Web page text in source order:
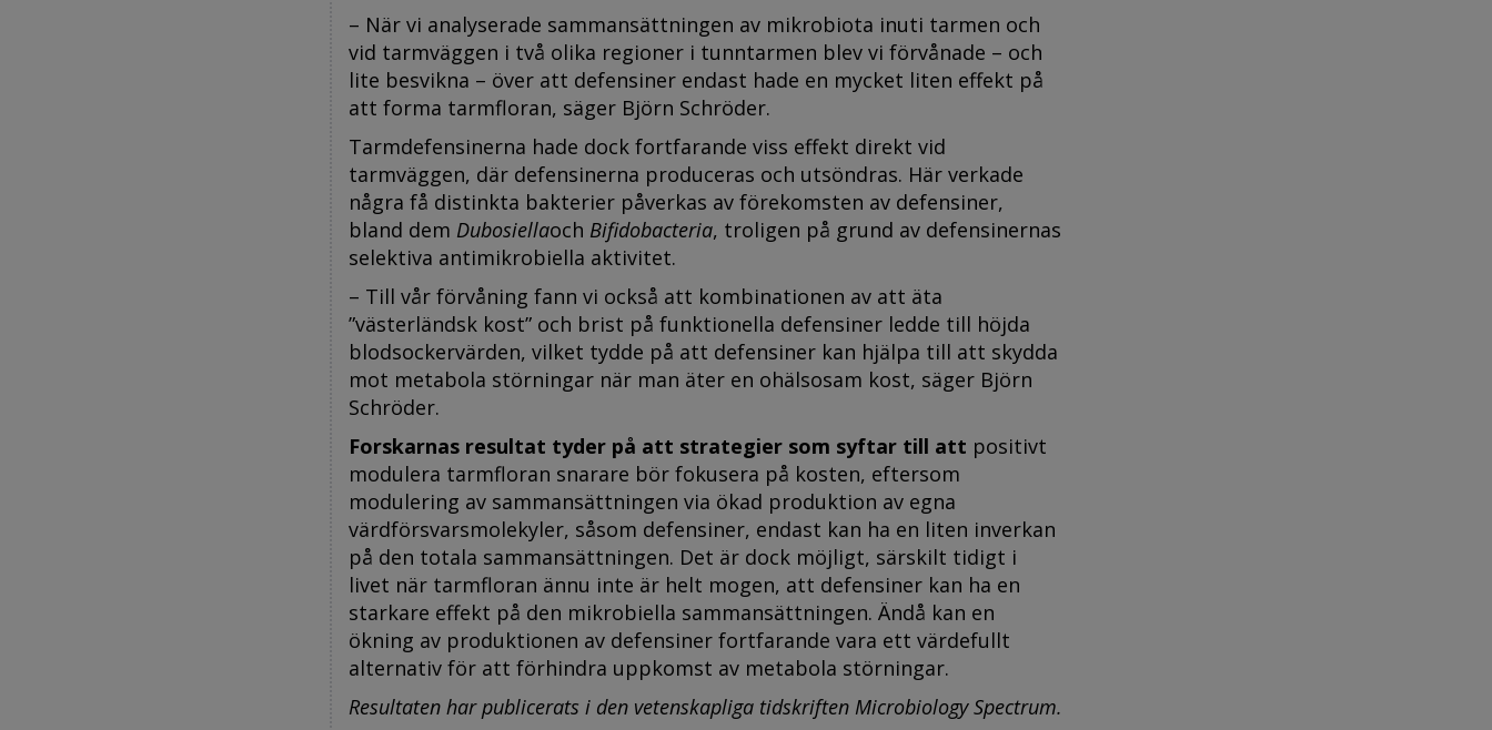
– När vi analyserade sammansättningen av mikrobiota inuti tarmen och
vid tarmväggen i två olika regioner i tunntarmen blev vi förvånade – och
lite besvikna – över att defensiner endast hade en mycket liten effekt på
att forma tarmfloran, säger Björn Schröder.
Tarmdefensinerna hade dock fortfarande viss effekt direkt vid
tarmväggen, där defensinerna produceras och utsöndras. Här verkade
några få distinkta bakterier påverkas av förekomsten av defensiner,
bland dem Dubosiellaoch Bifidobacteria, troligen på grund av defensinernas
selektiva antimikrobiella aktivitet.
– Till vår förvåning fann vi också att kombinationen av att äta
”västerländsk kost” och brist på funktionella defensiner ledde till höjda
blodsockervärden, vilket tydde på att defensiner kan hjälpa till att skydda
mot metabola störningar när man äter en ohälsosam kost, säger Björn
Schröder.
Forskarnas resultat tyder på att strategier som syftar till att positivt
modulera tarmfloran snarare bör fokusera på kosten, eftersom
modulering av sammansättningen via ökad produktion av egna
värdförsvarsmolekyler, såsom defensiner, endast kan ha en liten inverkan
på den totala sammansättningen. Det är dock möjligt, särskilt tidigt i
livet när tarmfloran ännu inte är helt mogen, att defensiner kan ha en
starkare effekt på den mikrobiella sammansättningen. Ändå kan en
ökning av produktionen av defensiner fortfarande vara ett värdefullt
alternativ för att förhindra uppkomst av metabola störningar.
Resultaten har publicerats i den vetenskapliga tidskriften Microbiology Spectrum.